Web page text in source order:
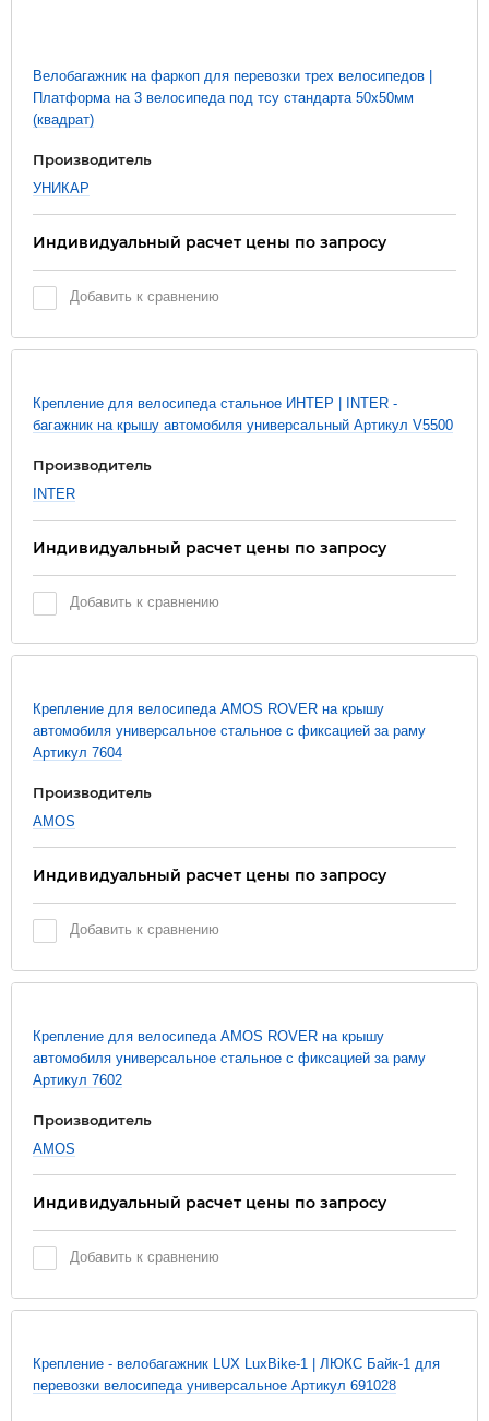
Велобагажник на фаркоп для перевозки трех велосипедов |
Платформа на 3 велосипеда под тсу стандарта 50х50мм
(квадрат)
Производитель
УНИКАР
Индивидуальный расчет цены по запросу
Добавить к сравнению
Крепление для велосипеда стальное ИНТЕР | INTER -
багажник на крышу автомобиля универсальный Артикул V5500
Производитель
INTER
Индивидуальный расчет цены по запросу
Добавить к сравнению
Крепление для велосипеда AMOS ROVER на крышу
автомобиля универсальное стальное с фиксацией за раму
Артикул 7604
Производитель
AMOS
Индивидуальный расчет цены по запросу
Добавить к сравнению
Крепление для велосипеда AMOS ROVER на крышу
автомобиля универсальное стальное с фиксацией за раму
Артикул 7602
Производитель
AMOS
Индивидуальный расчет цены по запросу
Добавить к сравнению
Крепление - велобагажник LUX LuxBike-1 | ЛЮКС Байк-1 для
перевозки велосипеда универсальное Артикул 691028